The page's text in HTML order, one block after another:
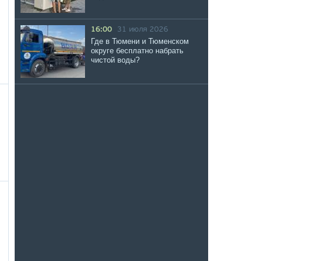
16:00 31 июля 2026
Где в Тюмени и Тюменском
округе бесплатно набрать
чистой воды?